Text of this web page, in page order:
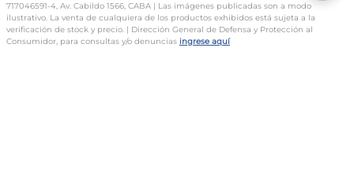
717046591-4, Av. Cabildo 1566, CABA | Las imágenes publicadas son a modo
ilustrativo. La venta de cualquiera de los productos exhibidos está sujeta a la
verificación de stock y precio. | Dirección General de Defensa y Protección al
Consumidor, para consultas y/o denuncias ingrese aquí